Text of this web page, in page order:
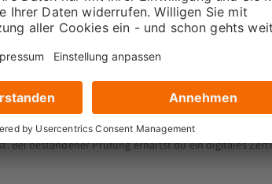
Diese läuft digital ab. In einer vorgegebenen
Bei bestandener Prüfung erhältst du ein digitales